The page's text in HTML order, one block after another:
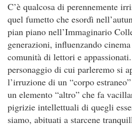
C’è qualcosa di perennemente
quel fumetto che esordì
pian piano nell’Immaginario
generazioni, influenzando
comunità di lettori e
personaggio di cui parleremo si
l’irruzione di un “corpo
un elemento “altro” che fa
pigrizie intellettuali di quegli
siamo, abituati a starcene